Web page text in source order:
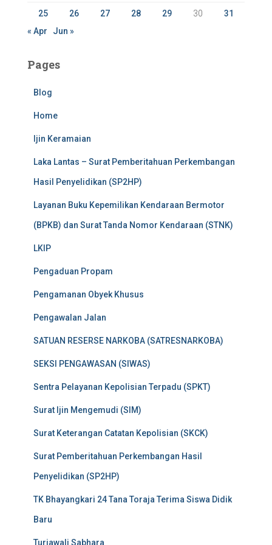
25 26 27 28 29 30
31
« Apr
Jun »
Pages
Blog
Home
Ijin Keramaian
Laka Lantas – Surat Pemberitahuan Perkembangan
Hasil Penyelidikan (SP2HP)
Layanan Buku Kepemilikan Kendaraan Bermotor
(BPKB) dan Surat Tanda Nomor Kendaraan (STNK)
LKIP
Pengaduan Propam
Pengamanan Obyek Khusus
Pengawalan Jalan
SATUAN RESERSE NARKOBA (SATRESNARKOBA)
SEKSI PENGAWASAN (SIWAS)
Sentra Pelayanan Kepolisian Terpadu (SPKT)
Surat Ijin Mengemudi (SIM)
Surat Keterangan Catatan Kepolisian (SKCK)
Surat Pemberitahuan Perkembangan Hasil
Penyelidikan (SP2HP)
TK Bhayangkari 24 Tana Toraja Terima Siswa Didik
Baru
Turjawali Sabhara